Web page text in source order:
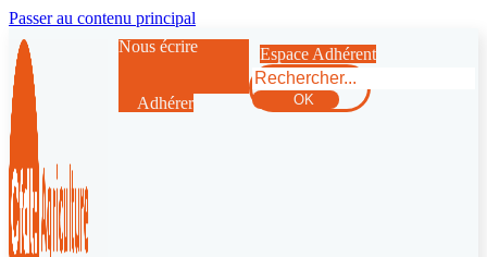
Passer au contenu principal
Nous écrire
Adhérer
Espace Adhérent
Rechercher
OK